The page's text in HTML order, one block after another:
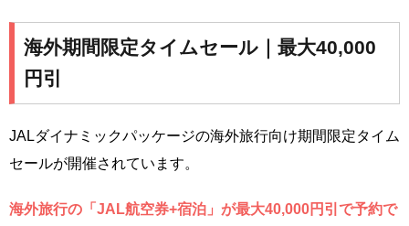
海外期間限定タイムセール｜最大40,000
円引
JALダイナミックパッケージの海外旅行向け期間限定タイム
セールが開催されています。
海外旅行の「JAL航空券+宿泊」が最大40,000円引で予約で